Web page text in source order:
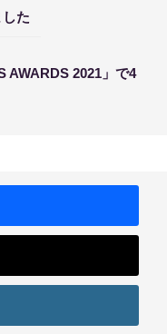
た
AWARDS 2021」で4